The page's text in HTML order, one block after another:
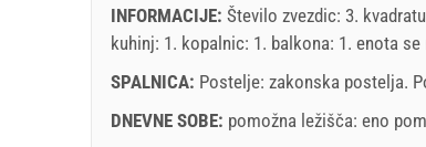
INFORMACIJE: Število zvezdic: 3.
kuhinj: 1. kopalnic: 1. balkona: 1. enota se
SPALNICA: Postelje: zakonska postelja.
DNEVNE SOBE: pomožna ležišča: eno